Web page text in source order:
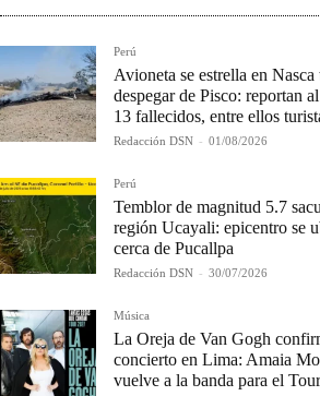
Perú
Avioneta se estrella en Nasca
despegar de Pisco: reportan
13 fallecidos, entre ellos
Redacción DSN - 01/08/2026
Perú
Temblor de magnitud 5.7
región Ucayali: epicentro se
cerca de Pucallpa
Redacción DSN - 30/07/2026
Música
La Oreja de Van Gogh
concierto en Lima: Amaia
vuelve a la banda para el